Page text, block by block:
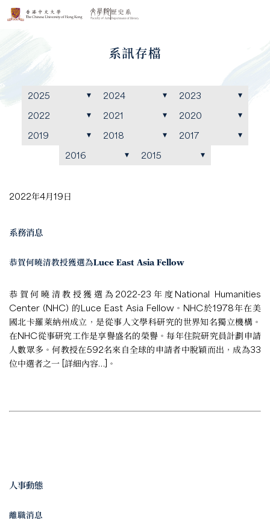
系訊存檔
2025 2024
2023
2022
2021
2020
2019
2018
2017
2016
2015
2022年4月19日
系務消息
恭賀何曉清教授獲選為Luce East Asia Fellow
恭賀何曉清教授獲選為2022-23年度National Humanities
Center (NHC) 的Luce East Asia Fellow。NHC於1978年在美
國北卡羅萊納州成立，是從事人文學科研究的世界知名獨立機構。
在NHC從事研究工作是享譽盛名的榮譽。每年住院研究員計劃申請
人數眾多。何教授在592名來自全球的申請者中脫穎而出，成為33
位中選者之一 [詳細內容…]。
人事動態
離職消息